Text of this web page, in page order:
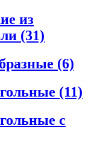
из
(31)
(6)
(11)
с